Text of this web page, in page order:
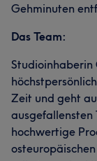
Gehminuten
Das Team:
Studioinhaberin
Zeit und geht
ausgefallensten
hochwertige